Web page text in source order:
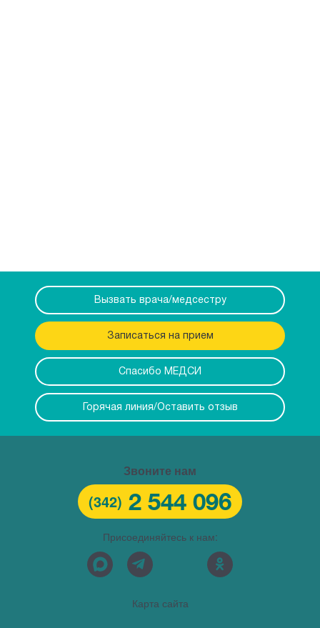
Вызвать врача/медсестру
Записаться на прием
Спасибо МЕДСИ
Горячая линия/Оставить отзыв
Звоните нам
(342) 2 544 096
Присоединяйтесь к нам:
Карта сайта